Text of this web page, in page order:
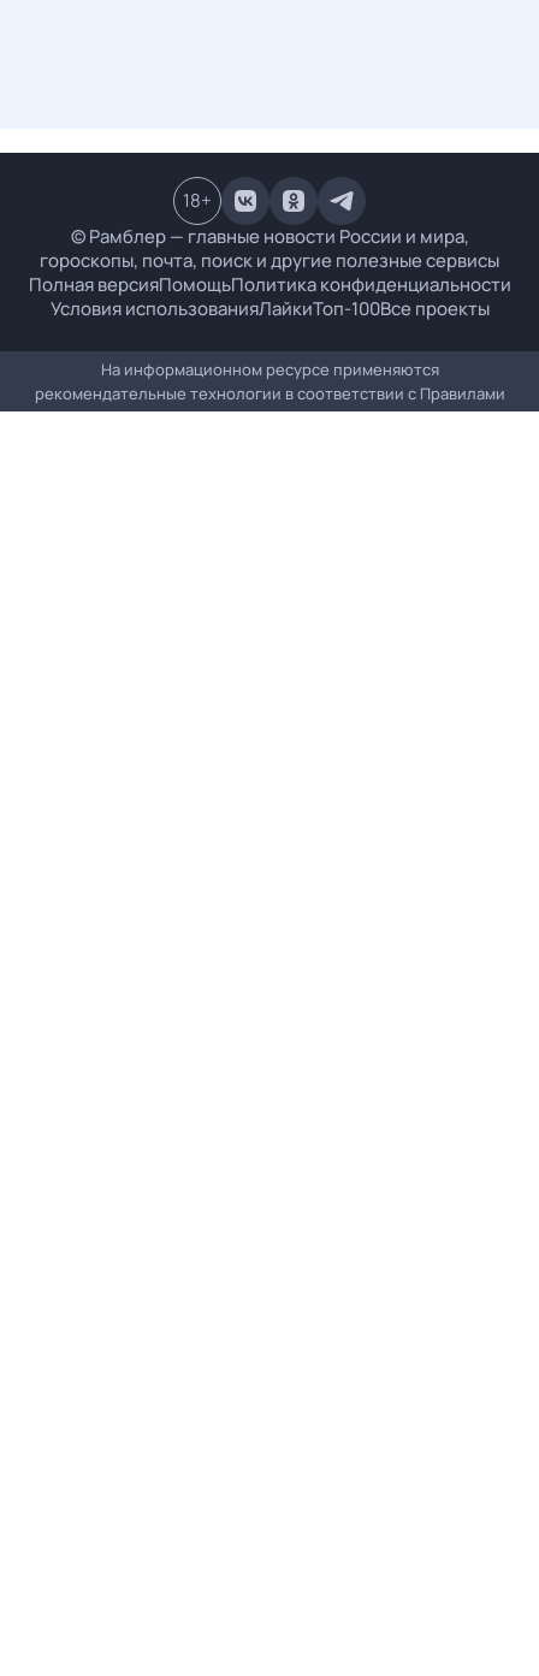
© Рамблер — главные новости России и мира,
гороскопы, почта, поиск и другие полезные сервисы
Полная версияПомощьПолитика конфиденциальности
Условия использованияЛайкиТоп-100Все проекты
18+
На информационном ресурсе применяются
рекомендательные технологии в соответствии с Правилами